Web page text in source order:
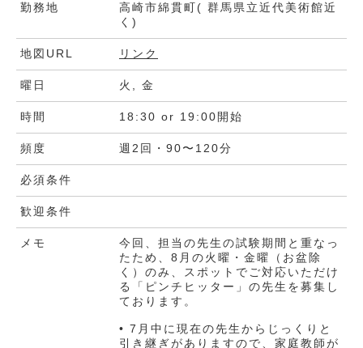
勤務地
高崎市綿貫町( 群馬県立近代美術館近
く)
地図URL リンク
曜日 火, 金
時間 18:30 or 19:00開始
頻度 週2回・90〜120分
必須条件
歓迎条件
メモ
今回、担当の先生の試験期間と重なっ
たため、8月の火曜・金曜（お盆除
く）のみ、スポットでご対応いただけ
る「ピンチヒッター」の先生を募集し
ております。
• 7月中に現在の先生からじっくりと
引き継ぎがありますので、家庭教師が